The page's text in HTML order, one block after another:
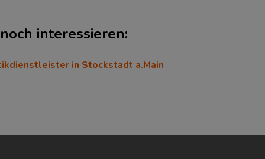
interessieren:
in Stockstadt a.Main